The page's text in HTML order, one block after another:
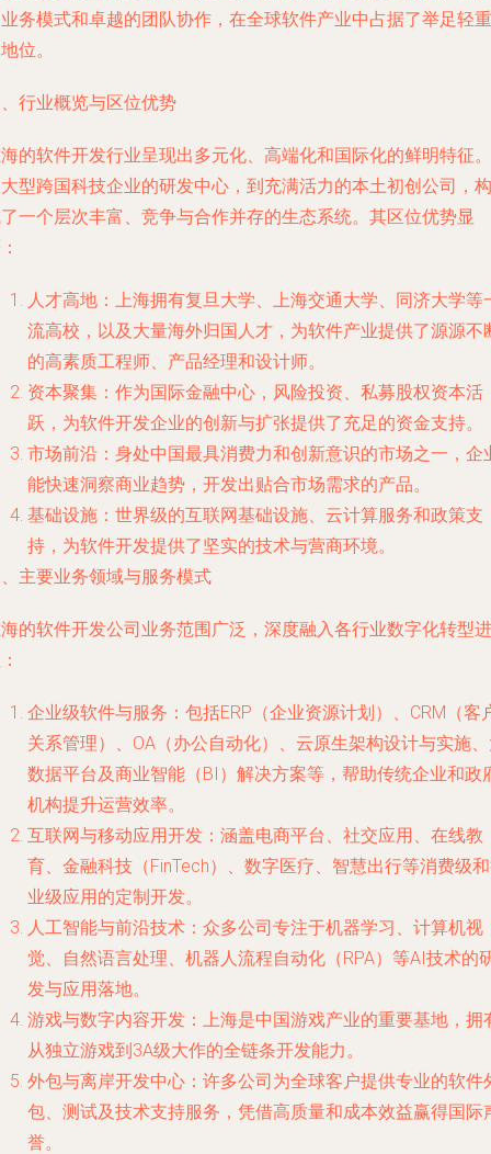
务模式和卓越的团队协作，在全球软件产业中占据了举足轻重
位。
行业概览与区位优势
的软件开发行业呈现出多元化、高端化和国际化的鲜明特征。
型跨国科技企业的研发中心，到充满活力的本土初创公司，构
一个层次丰富、竞争与合作并存的生态系统。其区位优势显
人才高地：上海拥有复旦大学、上海交通大学、同济大学等
流高校，以及大量海外归国人才，为软件产业提供了源源不
的高素质工程师、产品经理和设计师。
资本聚集：作为国际金融中心，风险投资、私募股权资本活
跃，为软件开发企业的创新与扩张提供了充足的资金支持。
市场前沿：身处中国最具消费力和创新意识的市场之一，企
能快速洞察商业趋势，开发出贴合市场需求的产品。
基础设施：世界级的互联网基础设施、云计算服务和政策支
持，为软件开发提供了坚实的技术与营商环境。
主要业务领域与服务模式
的软件开发公司业务范围广泛，深度融入各行业数字化转型进
企业级软件与服务：包括ERP（企业资源计划）、CRM（客
关系管理）、OA（办公自动化）、云原生架构设计与实施
数据平台及商业智能（BI）解决方案等，帮助传统企业和政
机构提升运营效率。
互联网与移动应用开发：涵盖电商平台、社交应用、在线教
育、金融科技（FinTech）、数字医疗、智慧出行等消费级
业级应用的定制开发。
人工智能与前沿技术：众多公司专注于机器学习、计算机视
觉、自然语言处理、机器人流程自动化（RPA）等AI技术的
发与应用落地。
游戏与数字内容开发：上海是中国游戏产业的重要基地，拥
从独立游戏到3A级大作的全链条开发能力。
外包与离岸开发中心：许多公司为全球客户提供专业的软件
包、测试及技术支持服务，凭借高质量和成本效益赢得国际
誉。